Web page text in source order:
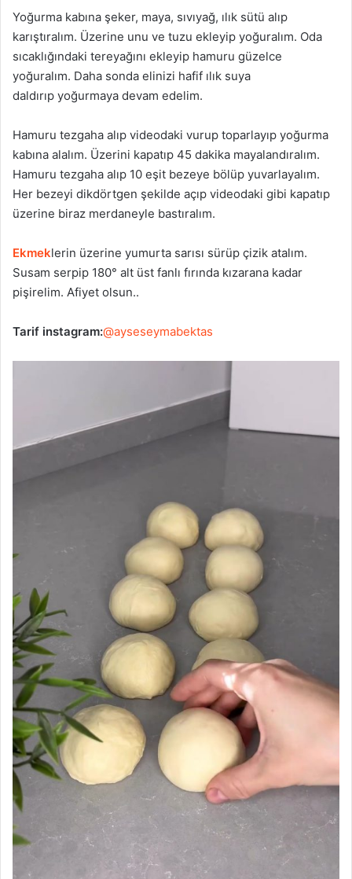
Yoğurma kabına şeker, maya, sıvıyağ, ılık sütü alıp
karıştıralım. Üzerine unu ve tuzu ekleyip yoğuralım. Oda
sıcaklığındaki tereyağını ekleyip hamuru güzelce
yoğuralım. Daha sonda elinizi hafif ılık suya
daldırıp yoğurmaya devam edelim.
Hamuru tezgaha alıp videodaki vurup toparlayıp yoğurma
kabına alalım. Üzerini kapatıp 45 dakika mayalandıralım.
Hamuru tezgaha alıp 10 eşit bezeye bölüp yuvarlayalım.
Her bezeyi dikdörtgen şekilde açıp videodaki gibi kapatıp
üzerine biraz merdaneyle bastıralım.
Ekmeklerin üzerine yumurta sarısı sürüp çizik atalım.
Susam serpip 180° alt üst fanlı fırında kızarana kadar
pişirelim. Afiyet olsun..
Tarif instagram:@ayseseymabektas